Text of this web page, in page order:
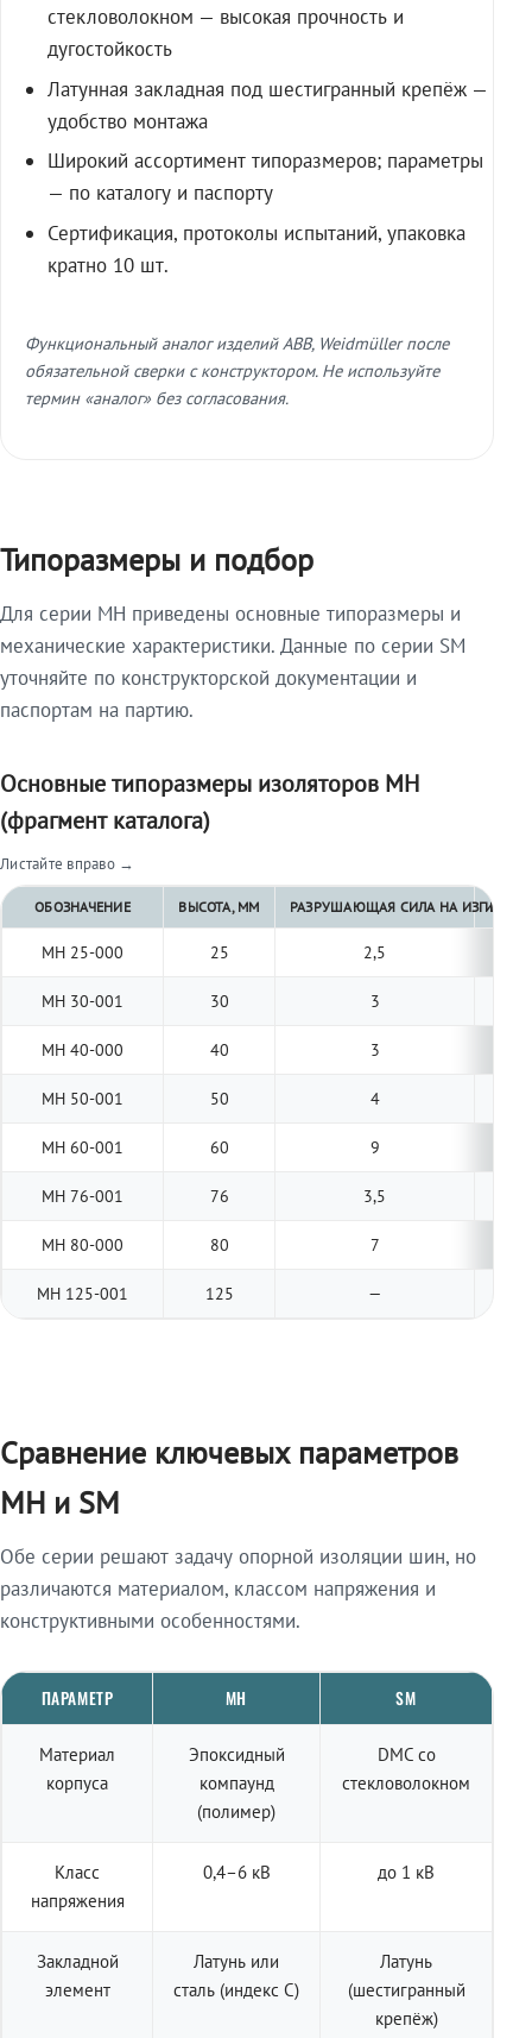
стекловолокном — высокая прочность и
дугостойкость
Латунная закладная под шестигранный крепёж —
удобство монтажа
Широкий ассортимент типоразмеров; параметры
— по каталогу и паспорту
Сертификация, протоколы испытаний, упаковка
кратно 10 шт.
Функциональный аналог изделий ABB, Weidmüller после
обязательной сверки с конструктором. Не используйте
термин «аналог» без согласования.
Типоразмеры и подбор
Для серии МН приведены основные типоразмеры и
механические характеристики. Данные по серии SM
уточняйте по конструкторской документации и
паспортам на партию.
Основные типоразмеры изоляторов МН
(фрагмент каталога)
Листайте вправо →
ОБОЗНАЧЕНИЕ ВЫСОТА, ММ РАЗРУШАЮЩАЯ СИЛА НА ИЗГИБ, КН
МН 25-000 25 2,5
МН 30-001 30 3
МН 40-000 40 3
МН 50-001 50 4
МН 60-001 60 9
МН 76-001 76 3,5
МН 80-000 80 7
МН 125-001 125 —
Сравнение ключевых параметров
МН и SM
Обе серии решают задачу опорной изоляции шин, но
различаются материалом, классом напряжения и
конструктивными особенностями.
ПАРАМЕТР МН SM
Материал
корпуса
Эпоксидный
компаунд
(полимер)
DMC со
стекловолокном
Класс
напряжения
0,4–6 кВ до 1 кВ
Закладной
элемент
Латунь или
сталь (индекс С)
Латунь
(шестигранный
крепёж)